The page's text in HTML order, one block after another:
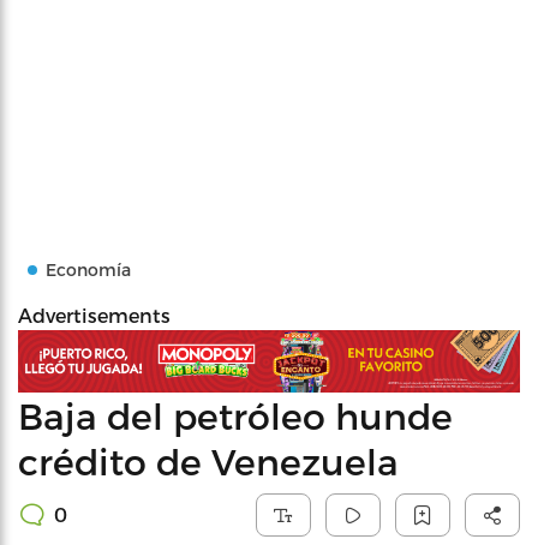
Economía
Advertisements
Baja del petróleo hunde
crédito de Venezuela
0